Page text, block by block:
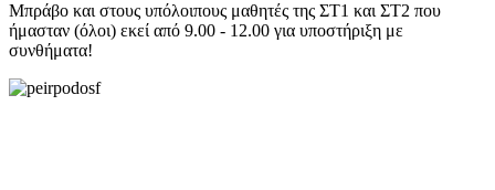
Μπράβο και στους υπόλοιπους μαθητές της ΣΤ1 και ΣΤ2 που
ήμασταν (όλοι) εκεί από 9.00 - 12.00 για υποστήριξη με
συνθήματα!